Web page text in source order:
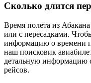
Сколько длится
Время полета из
или с пересадками.
информацию о времени
наш поисковик
детальную информацию
рейсов.